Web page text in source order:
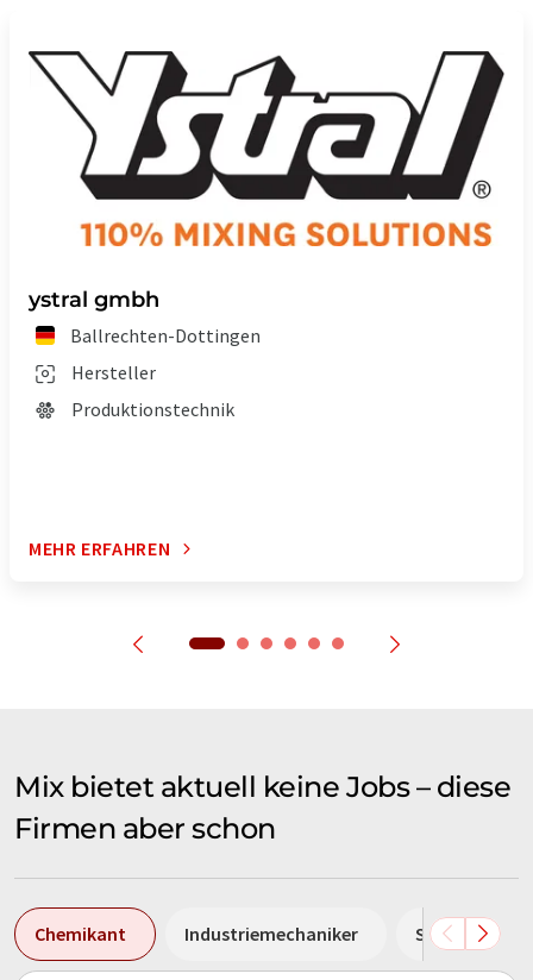
ystral gmbh
Ballrechten-Dottingen
Hersteller
Produktionstechnik
MEHR ERFAHREN
Mix bietet aktuell keine Jobs – diese
Firmen aber schon
Chemikant Industriemechaniker Sales